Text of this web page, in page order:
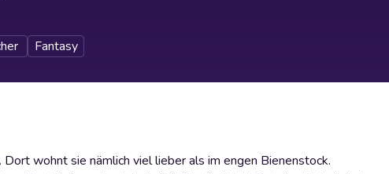
Fantasy
wohnt sie nämlich viel lieber als im engen Bienenstock.